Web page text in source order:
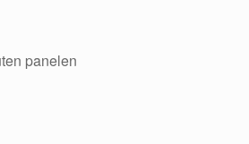
panelen